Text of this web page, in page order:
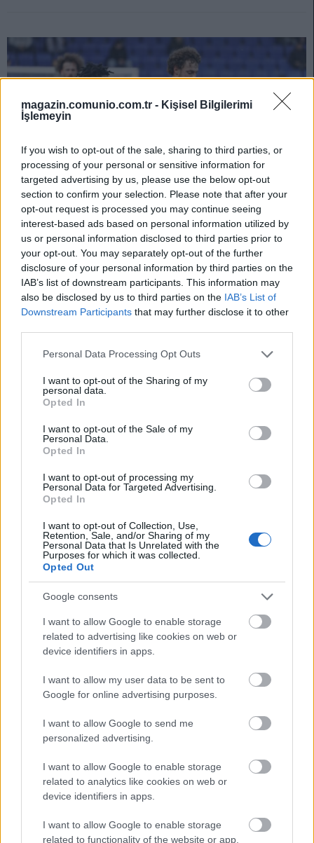
magazin.comunio.com.tr - Kişisel Bilgilerimi
İşlemeyin
If you wish to opt-out of the sale, sharing to third parties, or
processing of your personal or sensitive information for
targeted advertising by us, please use the below opt-out
section to confirm your selection. Please note that after your
opt-out request is processed you may continue seeing
interest-based ads based on personal information utilized by
us or personal information disclosed to third parties prior to
your opt-out. You may separately opt-out of the further
disclosure of your personal information by third parties on the
IAB’s list of downstream participants. This information may
also be disclosed by us to third parties on the IAB’s List of
Downstream Participants that may further disclose it to other
Please note that this website/app uses one or more Google
not limited to your visit or usage behaviour. You may click to
grant or deny consent to Google and its third-party tags to
use your data for below specified purposes in below Google
consent section.
Personal Data Processing Opt Outs
I want to opt-out of the Sharing of my
personal data.
Opted In
I want to opt-out of the Sale of my
Personal Data.
Opted In
I want to opt-out of processing my
Personal Data for Targeted Advertising.
Opted In
I want to opt-out of Collection, Use,
Retention, Sale, and/or Sharing of my
Personal Data that Is Unrelated with the
Purposes for which it was collected.
Opted Out
Google consents
I want to allow Google to enable storage
related to advertising like cookies on web or
device identifiers in apps.
I want to allow my user data to be sent to
Google for online advertising purposes.
I want to allow Google to send me
personalized advertising.
I want to allow Google to enable storage
related to analytics like cookies on web or
device identifiers in apps.
I want to allow Google to enable storage
related to functionality of the website or app.
18 Mart 2024 Mevki Değişikliği: 6 Futbolcunun Mevkisi
Güncellendi!
03/18/2024 YazarYusuf Yıldırım|
Forum sayfasımızda yapılan tüm öneriler ve kendi listemizde olan isimler
belli kriterler ışığında değerlendirildi. 6 futbolcunun mevkisi güncellendi!
Devam oku »
EN DEĞERLI TOP 5
Victor Osimhen
Orkun Kökçü 21.120.000